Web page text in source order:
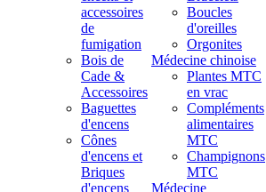
accessoires
de
fumigation
Bois de
Cade &
Accessoires
Baguettes
d'encens
Cônes
d'encens et
Briques
d'encens
Boucles
d'oreilles
Orgonites
Médecine chinoise
Plantes MTC
en vrac
Compléments
alimentaires
MTC
Champignons
MTC
Médecine